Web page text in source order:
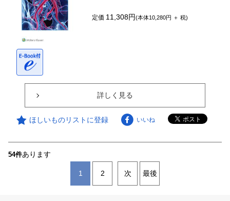
定価 11,308円(本体10,280円 ＋ 税)
詳しく見る
ほしいものリストに登録 いいね
54件あります
1 2 次 最後